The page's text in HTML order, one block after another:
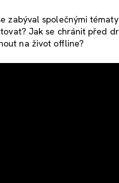
zabýval společnými
Jak se chránit před
na život offline?